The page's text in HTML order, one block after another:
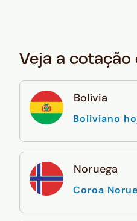
Veja a cotação
Bolívia
Boliviano
Noruega
Coroa